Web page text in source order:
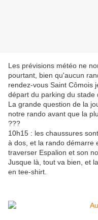
Les prévisions météo ne
pourtant, bien qu'aucun
rendez-vous Saint Cômois
départ du parking du stade
La grande question de la
notre rando avant que la
???
10h15 : les chaussures
à dos, et la rando démarre
traverser Espalion et son
Jusque là, tout va bien, et
en tee-shirt.